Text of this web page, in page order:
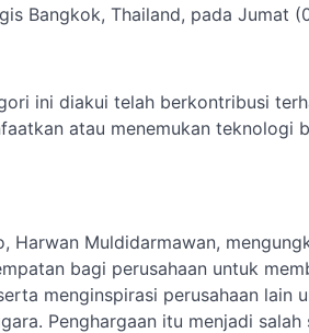
Bangkok, Thailand, pada Jumat
ini diakui telah berkontribusi
atau menemukan teknologi
Harwan Muldidarmawan,
bagi perusahaan untuk
menginspirasi perusahaan lain
Penghargaan itu menjadi